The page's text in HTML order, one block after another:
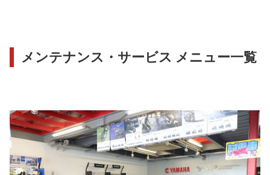
メンテナンス・サービス メニュー一覧